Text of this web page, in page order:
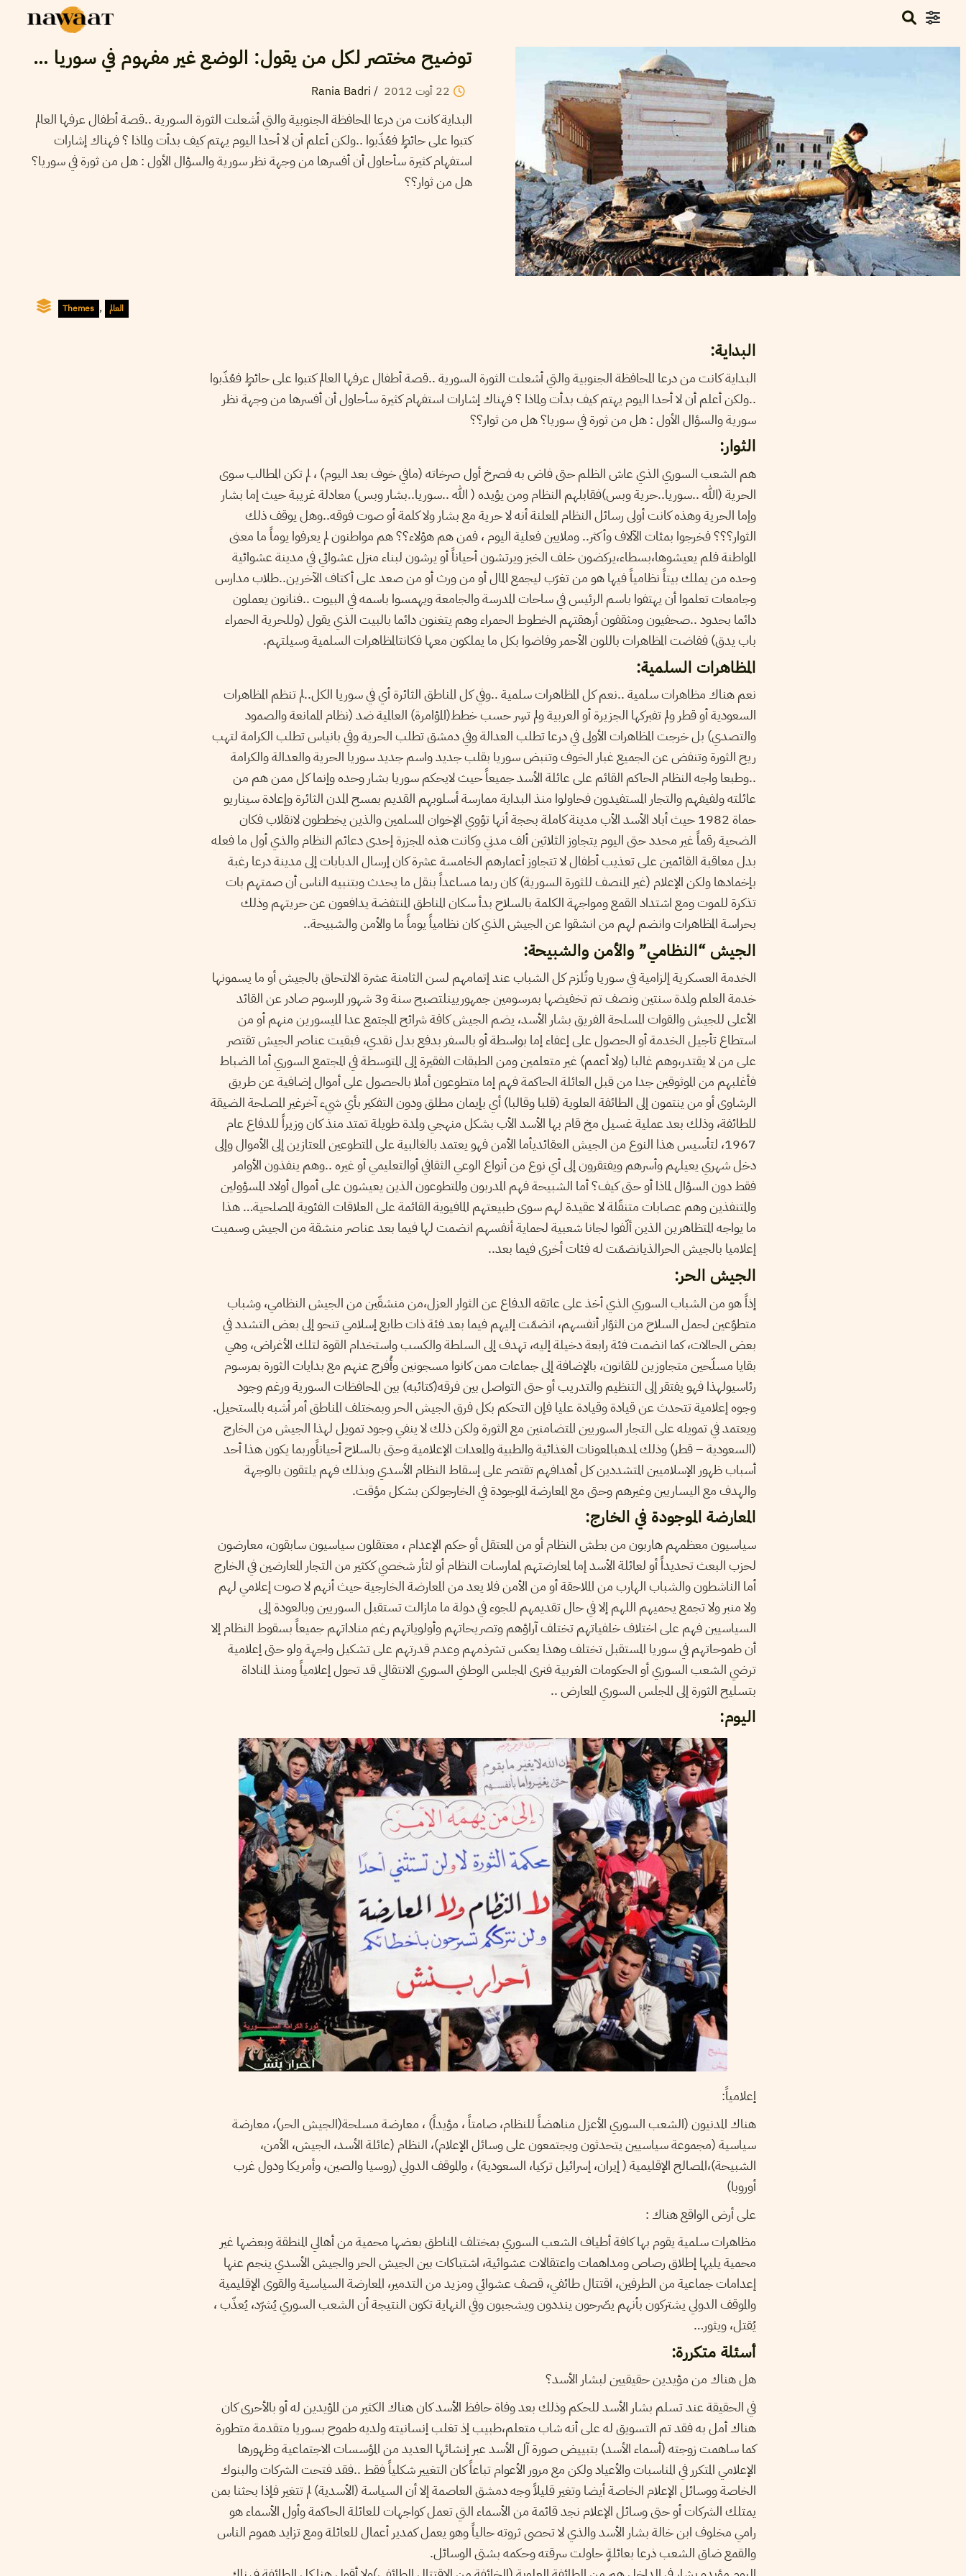
توضيح مختصر لكل من يقول: الوضع غير مفهوم في سوريا …
22 أوت 2012
/
Rania Badri
البداية كانت من درعا المحافظة الجنوبية والتي أشعلت الثورة السورية ..قصة أطفال عرفها العالم
كتبوا على حائطٍ فعُذّبوا ..ولكن أعلم أن لا أحدا اليوم يهتم كيف بدأت ولماذا ؟ فهناك إشارات
استفهام كثيرة سأحاول أن أفسرها من وجهة نظر سورية والسؤال الأول : هل من ثورة في سوريا؟
هل من ثوار؟؟
Themes , العالم
البداية:
البداية كانت من درعا المحافظة الجنوبية والتي أشعلت الثورة السورية ..قصة أطفال عرفها العالم كتبوا على حائطٍ فعُذّبوا
..ولكن أعلم أن لا أحدا اليوم يهتم كيف بدأت ولماذا ؟ فهناك إشارات استفهام كثيرة سأحاول أن أفسرها من وجهة نظر
سورية والسؤال الأول : هل من ثورة في سوريا؟ هل من ثوار؟؟
الثوار:
هم الشعب السوري الذي عاش الظلم حتى فاض به فصرخ أول صرخاته (مافي خوف بعد اليوم) ، لم تكن المطالب سوى
الحرية (الله ..سوريا..حرية وبس)فقابلهم النظام ومن يؤيده ( الله ..سوريا..بشار وبس) معادلة غريبة حيث إما بشار
وإما الحرية وهذه كانت أولى رسائل النظام المعلنة أنه لا حرية مع بشار ولا كلمة أو صوت فوقه..وهل يوقف ذلك
الثوار؟؟؟ فخرجوا بمئات الآلاف وأكثر.. وملايين فعلية اليوم ، فمن هم هؤلاء؟؟ هم مواطنون لم يعرفوا يوماً ما معنى
المواطنة فلم يعيشوها،بسطاء،يركضون خلف الخبز ويرتشون أحياناً أو يرشون لبناء منزل عشوائي في مدينة عشوائية
وحده من يملك بيتاً نظامياً فيها هو من تغرّب ليجمع المال أو من ورث أو من صعد على أكتاف الآخرين..طلاب مدارس
وجامعات تعلموا أن يهتفوا باسم الرئيس في ساحات المدرسة والجامعة ويهمسوا باسمه في البيوت ..فنانون يعملون
دائما بحدود ..صحفيون ومثقفون أرهقتهم الخطوط الحمراء وهم يتغنون دائما بالبيت الذي يقول (وللحرية الحمراء
باب يدق) ففاضت المظاهرات باللون الأحمر وفاضوا بكل ما يملكون معها فكانتالمظاهرات السلمية وسيلتهم.
المظاهرات السلمية:
نعم هناك مظاهرات سلمية ..نعم كل المظاهرات سلمية ..وفي كل المناطق الثائرة أي في سوريا الكل..لم تنظم المظاهرات
السعودية أو قطر ولم تفبركها الجزيرة أو العربية ولم تسِر حسب خطط(المؤامرة) العالمية ضد (نظام الممانعة والصمود
والتصدي) بل خرجت المظاهرات الأولى في درعا تطلب العدالة وفي دمشق تطلب الحرية وفي بانياس تطلب الكرامة لتهب
ريح الثورة وتنفض عن الجميع غبار الخوف وتنبض سوريا بقلب جديد واسم جديد سوريا الحرية والعدالة والكرامة
..وطبعا واجه النظام الحاكم القائم على عائلة الأسد جميعاً حيث لايحكم سوريا بشار وحده وإنما كل ممن هم من
عائلته ولفيفهم والتجار المستفيدون فحاولوا منذ البداية ممارسة أسلوبهم القديم بمسح المدن الثائرة وإعادة سيناريو
حماة 1982 حيث أباد الأسد الأب مدينة كاملة بحجة أنها تؤوي الإخوان المسلمين والذين يخططون لانقلاب فكان
الضحية رقماً غير محدد حتى اليوم يتجاوز الثلاثين ألف مدني وكانت هذه المجزرة إحدى دعائم النظام والذي أول ما فعله
بدل معاقبة القائمين على تعذيب أطفال لا تتجاوز أعمارهم الخامسة عشرة كان إرسال الدبابات إلى مدينة درعا رغبة
بإخمادها ولكن الإعلام (غير المنصف للثورة السورية) كان ربما مساعداً بنقل ما يحدث وبتنبيه الناس أن صمتهم بات
تذكرة للموت ومع اشتداد القمع ومواجهة الكلمة بالسلاح بدأ سكان المناطق المنتفضة يدافعون عن حريتهم وذلك
بحراسة المظاهرات وانضم لهم من انشقوا عن الجيش الذي كان نظامياً يوماً ما والأمن والشبيحة..
الجيش “النظامي” والأمن والشبيحة:
الخدمة العسكرية إلزامية في سوريا وتُلزم كل الشباب عند إتمامهم لسن الثامنة عشرة الالتحاق بالجيش أو ما يسمونها
خدمة العلم ولمدة سنتين ونصف تم تخفيضها بمرسومين جمهوريينلتصبح سنة و3 شهور المرسوم صادر عن القائد
الأعلى للجيش والقوات المسلحة الفريق بشار الأسد، يضم الجيش كافة شرائح المجتمع عدا الميسورين منهم أو من
استطاع تأجيل الخدمة أو الحصول على إعفاء إما بواسطة أو بالسفر بدفع بدل نقدي، فبقيت عناصر الجيش تقتصر
على من لا يقتدر،وهم غالبا (ولا أعمم) غير متعلمين ومن الطبقات الفقيرة إلى المتوسطة في المجتمع السوري أما الضباط
فأغلبهم من الموثوقين جدا من قبل العائلة الحاكمة فهم إما متطوعون أملا بالحصول على أموال إضافية عن طريق
الرشاوى أو من ينتمون إلى الطائفة العلوية (قلبا وقالبا) أي بإيمان مطلق ودون التفكير بأي شيء آخرغير المصلحة الضيقة
للطائفة، وذلك بعد عملية غسيل مخ قام بها الأسد الأب بشكل منهجي ولمدة طويلة تمتد منذ كان وزيراً للدفاع عام
1967، لتأسيس هذا النوع من الجيش العقائديأما الأمن فهو يعتمد بالغالبية على المتطوعين المعتازين إلى الأموال وإلى
دخل شهري يعيلهم وأسرهم ويفتقرون إلى أي نوع من أنواع الوعي الثقافي أوالتعليمي أو غيره ..وهم ينفذون الأوامر
فقط دون السؤال لماذا أو حتى كيف؟ أما الشبيحة فهم المدربون والمتطوعون الذين يعيشون على أموال أولاد المسؤولين
والمتنفذين وهم عصابات متنقّلة لا عقيدة لهم سوى طبيعتهم المافيوية القائمة على العلاقات الفئوية المصلحية… هذا
ما يواجه المتظاهرين الذين ألّفوا لجانا شعبية لحماية أنفسهم انضمت لها فيما بعد عناصر منشقة من الجيش وسميت
إعلاميا بالجيش الحرالذيانضمّت له فئات أخرى فيما بعد..
الجيش الحر:
إذاً هو من الشباب السوري الذي أخذ على عاتقه الدفاع عن الثوار العزل،من منشقّين من الجيش النظامي، وشباب
متطوّعين لحمل السلاح من الثوّار أنفسهم، انضمّت إليهم فيما بعد فئة ذات طابع إسلامي تنحو إلى بعض التشدد في
بعض الحالات، كما انضمت فئة رابعة دخيلة إليه، تهدف إلى السلطة والكسب واستخدام القوة لتلك الأغراض، وهي
بقايا مسلّحين متجاوزين للقانون، بالإضافة إلى جماعات ممن كانوا مسجونين وأُفرج عنهم مع بدايات الثورة بمرسوم
رئاسيولهذا فهو يفتقر إلى التنظيم والتدريب أو حتى التواصل بين فرقه(كتائبه) بين المحافظات السورية ورغم وجود
وجوه إعلامية تتحدث عن قيادة وقيادة عليا فإن التحكم بكل فرق الجيش الحر وبمختلف المناطق أمر أشبه بالمستحيل.
ويعتمد في تمويله على التجار السوريين المتضامنين مع الثورة ولكن ذلك لا ينفي وجود تمويل لهذا الجيش من الخارج
(السعودية – قطر) وذلك لمدهبالمعونات الغذائية والطبية والمعدات الإعلامية وحتى بالسلاح أحياناًوربما يكون هذا أحد
أسباب ظهور الإسلاميين المتشددين كل أهدافهم تقتصر على إسقاط النظام الأسدي وبذلك فهم يلتقون بالوجهة
والهدف مع اليساريين وغيرهم وحتى مع المعارضة الموجودة في الخارجولكن بشكل مؤقت.
المعارضة الموجودة في الخارج:
سياسيون معظمهم هاربون من بطش النظام أو من المعتقل أو حكم الإعدام ، معتقلون سياسيون سابقون، معارضون
لحزب البعث تحديداً أو لعائلة الأسد إما لمعارضتهم لممارسات النظام أو لثأر شخصي ككثير من التجار المعارضين في الخارج
أما الناشطون والشباب الهارب من الملاحقة أو من الأمن فلا يعد من المعارضة الخارجية حيث أنهم لا صوت إعلامي لهم
ولا منبر ولا تجمع يحميهم اللهم إلا في حال تقديمهم للجوء في دولة ما مازالت تستقبل السوريين وبالعودة إلى
السياسيين فهم على اختلاف خلفياتهم تختلف آراؤهم وتصريحاتهم وأولوياتهم رغم مناداتهم جميعاً بسقوط النظام إلا
أن طموحاتهم في سوريا المستقبل تختلف وهذا يعكس تشرذمهم وعدم قدرتهم على تشكيل واجهة ولو حتى إعلامية
ترضي الشعب السوري أو الحكومات الغربية فنرى المجلس الوطني السوري الانتقالي قد تحول إعلامياً ومنذ المناداة
بتسليح الثورة إلى المجلس السوري المعارض ..
اليوم:
إعلامياً:
هناك المدنيون (الشعب السوري الأعزل مناهضاً للنظام، صامتاً ، مؤيداً) ، معارضة مسلحة(الجيش الحر)، معارضة
سياسية (مجموعة سياسيين يتحدثون ويجتمعون على وسائل الإعلام)، النظام (عائلة الأسد، الجيش، الأمن،
الشبيحة)،المصالح الإقليمية ( إيران، إسرائيل تركيا، السعودية) ، والموقف الدولي (روسيا والصين، وأمريكا ودول غرب
أوروبا)
على أرض الواقع هناك :
مظاهرات سلمية يقوم بها كافة أطياف الشعب السوري بمختلف المناطق بعضها محمية من أهالي المنطقة وبعضها غير
محمية يليها إطلاق رصاص ومداهمات واعتقالات عشوائية، اشتباكات بين الجيش الحر والجيش الأسدي ينجم عنها
إعدامات جماعية من الطرفين، اقتتال طائفي، قصف عشوائي ومزيد من التدمير، المعارضة السياسية والقوى الإقليمية
والموقف الدولي يشتركون بأنهم يصّرحون ينددون ويشجبون وفي النهاية تكون النتيجة أن الشعب السوري يُشرّد، يُعذّب ،
يُقتل، ويثور…
أسئلة متكررة:
هل هناك من مؤيدين حقيقيين لبشار الأسد؟
في الحقيقة عند تسلم بشار الأسد للحكم وذلك بعد وفاة حافظ الأسد كان هناك الكثير من المؤيدين له أو بالأحرى كان
هناك أمل به فقد تم التسويق له على أنه شاب متعلم،طبيب إذ تغلب إنسانيته ولديه طموح بسوريا متقدمة متطورة
كما ساهمت زوجته (أسماء الأسد) بتبييض صورة آل الأسد عبر إنشائها العديد من المؤسسات الاجتماعية وظهورها
الإعلامي المتكرر في المناسبات والأعياد ولكن مع مرور الأعوام تباعاً كان التغيير شكلياً فقط ..فقد فتحت الشركات والبنوك
الخاصة ووسائل الإعلام الخاصة أيضا وتغير قليلاً وجه دمشق العاصمة إلا أن السياسة (الأسدية) لم تتغير فإذا بحثنا بمن
يمتلك الشركات أو حتى وسائل الإعلام نجد قائمة من الأسماء التي تعمل كواجهات للعائلة الحاكمة وأول الأسماء هو
رامي مخلوف ابن خالة بشار الأسد والذي لا تحصى ثروته حالياً وهو يعمل كمدير أعمال للعائلة ومع تزايد هموم الناس
والقمع ضاق الشعب ذرعا بعائلةٍ حاولت سرقته وحكمه بشتى الوسائل.